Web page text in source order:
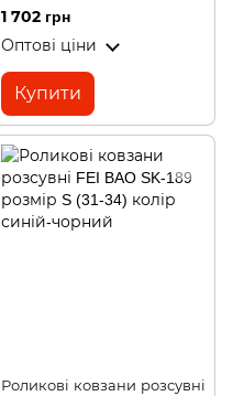
1 702 грн
Оптові ціни
Купити
Роликові ковзани розсувні